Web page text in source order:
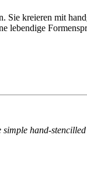
kreieren mit
lebendige
hand-